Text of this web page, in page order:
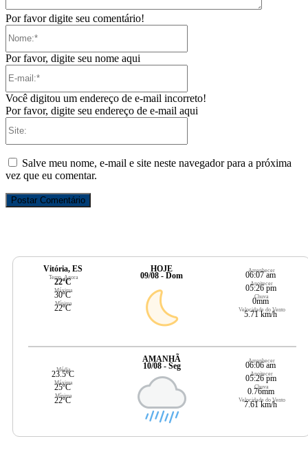
Por favor digite seu comentário!
Por favor, digite seu nome aqui
Você digitou um endereço de e-mail incorreto!
Por favor, digite seu endereço de e-mail aqui
Salve meu nome, e-mail e site neste navegador para a próxima
vez que eu comentar.
Vitória, ES
Temp. Agora
22ºC
Máxima
30ºC
Mínima
22ºC
HOJE
09/08 - Dom
Amanhecer
06:07 am
Anoitecer
05:26 pm
Chuva
0mm
Velocidade do Vento
5.71 km/h
Média
23.5ºC
Máxima
25ºC
Mínima
22ºC
AMANHÃ
10/08 - Seg
Amanhecer
06:06 am
Anoitecer
05:26 pm
Chuva
0.76mm
Velocidade do Vento
7.61 km/h